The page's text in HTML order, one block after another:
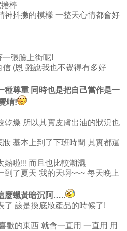
棒
神抖擻的模樣 一整天心情都會好
張臉上街呢!
(恩 雖說我也不覺得有多好
種尊重 同時也是把自己當作是一
唷!
乾燥 所以其實皮膚出油的狀況也
基本上到了下班時間 其實都還
熱啦!!! 而且也比較潮濕
到了夏天 我的天啊~~~ 每天晚上
麼蠟黃暗沉阿…..
了 該是換底妝產品的時候了!
歡的東西 就會一直用 一直用 用